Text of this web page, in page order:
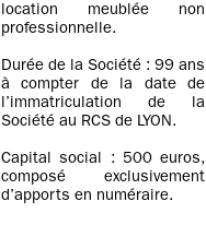
location meublée non
professionnelle.
Durée de la Société : 99 ans
à compter de la date de
l’immatriculation de la
Société au RCS de LYON.
Capital social : 500 euros,
composé exclusivement
d’apports en numéraire.